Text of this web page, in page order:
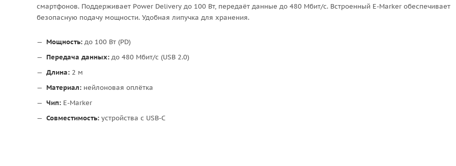
смартфонов. Поддерживает Power Delivery до 100 Вт, передаёт данные до 480 Мбит/с. Встроенный E-Marker обеспечивает
безопасную подачу мощности. Удобная липучка для хранения.
Мощность: до 100 Вт (PD)
Передача данных: до 480 Мбит/с (USB 2.0)
Длина: 2 м
Материал: нейлоновая оплётка
Чип: E-Marker
Совместимость: устройства с USB-C